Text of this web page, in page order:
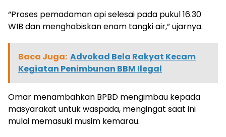
“Proses pemadaman api selesai pada pukul 16.30
WIB dan menghabiskan enam tangki air,” ujarnya.
Baca Juga: Advokad Bela Rakyat Kecam
Kegiatan Penimbunan BBM Ilegal
Omar menambahkan BPBD mengimbau kepada
masyarakat untuk waspada, mengingat saat ini
mulai memasuki musim kemarau.